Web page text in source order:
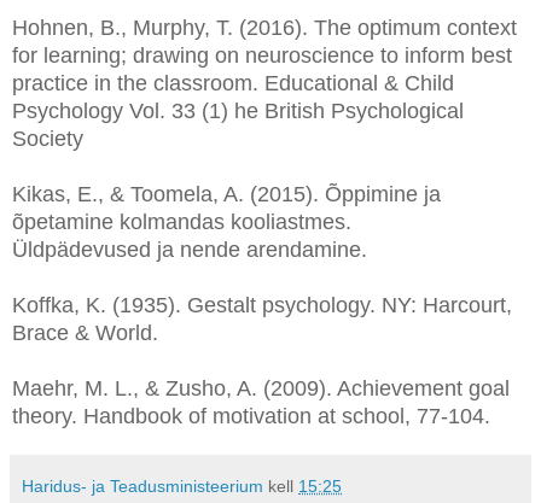
Hohnen, B., Murphy, T. (2016). The optimum context
for learning; drawing on neuroscience to inform best
practice in the classroom. Educational & Child
Psychology Vol. 33 (1) he British Psychological
Society
Kikas, E., & Toomela, A. (2015). Õppimine ja
õpetamine kolmandas kooliastmes.
Üldpädevused ja nende arendamine.
Koffka, K. (1935). Gestalt psychology. NY: Harcourt,
Brace & World.
Maehr, M. L., & Zusho, A. (2009). Achievement goal
theory. Handbook of motivation at school, 77-104.
Haridus- ja Teadusministeerium kell 15:25